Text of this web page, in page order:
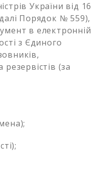
України від 16
Порядок № 559),
в електронній
з Єдиного
(за